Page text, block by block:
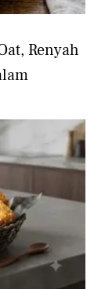
Renyah